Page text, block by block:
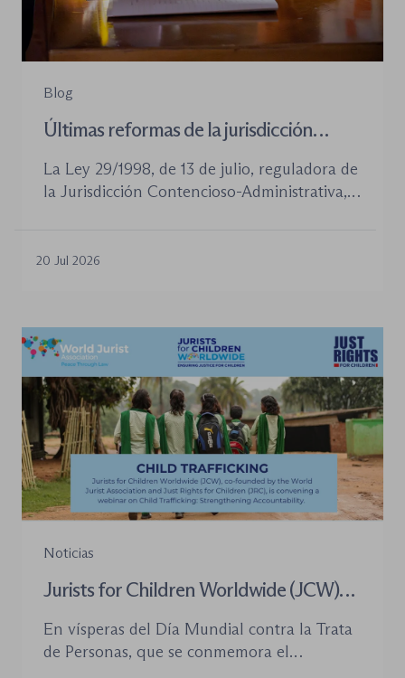
Blog
Últimas reformas de la jurisdicción
La Ley 29/1998, de 13 de julio, reguladora de
la Jurisdicción Contencioso-Administrativa,
aprobadas en los últimos años no han
tramitación de los procedimientos como en
la organización de los órganos […]
20 Jul 2026
Noticias
Jurists for Children Worldwide (JCW)
para combatir la trata de menores y
defender el Estado de Derecho
En vísperas del Día Mundial contra la Trata
de Personas, que se conmemora el